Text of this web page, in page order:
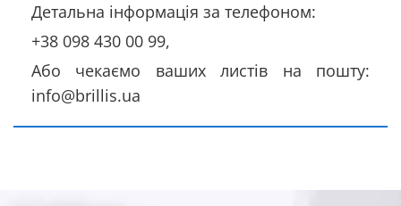
Детальна інформація за телефоном:
+38 098 430 00 99,
Або чекаємо ваших листів на пошту:
info@brillis.ua